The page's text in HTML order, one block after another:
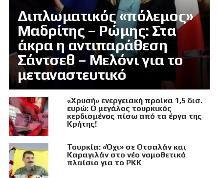
Διπλωματικός «πόλεμος»
Μαδρίτης – Ρώμης: Στα
άκρα η αντιπαράθεση
Σάντσεθ – Μελόνι για το
μεταναστευτικό
«Χρυσή» ενεργειακή προίκα 1,5 δισ.
ευρώ: Ο μεγάλος τουρκικός
κερδισμένος πίσω από τα έργα της
Κρήτης!
Τουρκία: «Όχι» σε Οτσαλάν και
Καραγιλάν στο νέο νομοθετικό
πλαίσιο για το PKK